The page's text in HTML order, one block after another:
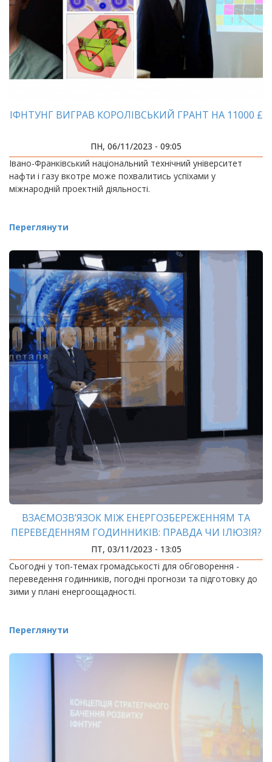
ІФНТУНГ ВИГРАВ КОРОЛІВСЬКИЙ ГРАНТ НА 11000 £
ПН, 06/11/2023 - 09:05
Івано-Франківський національний технічний університет
нафти і газу вкотре може похвалитись успіхами у
міжнародній проектній діяльності.
Переглянути
ВЗАЄМОЗВ’ЯЗОК МІЖ ЕНЕРГОЗБЕРЕЖЕННЯМ ТА
ПЕРЕВЕДЕННЯМ ГОДИННИКІВ: ПРАВДА ЧИ ІЛЮЗІЯ?
ПТ, 03/11/2023 - 13:05
Сьогодні у топ-темах громадськості для обговорення -
переведення годинників, погодні прогнози та підготовку до
зими у плані енергоощадності.
Переглянути